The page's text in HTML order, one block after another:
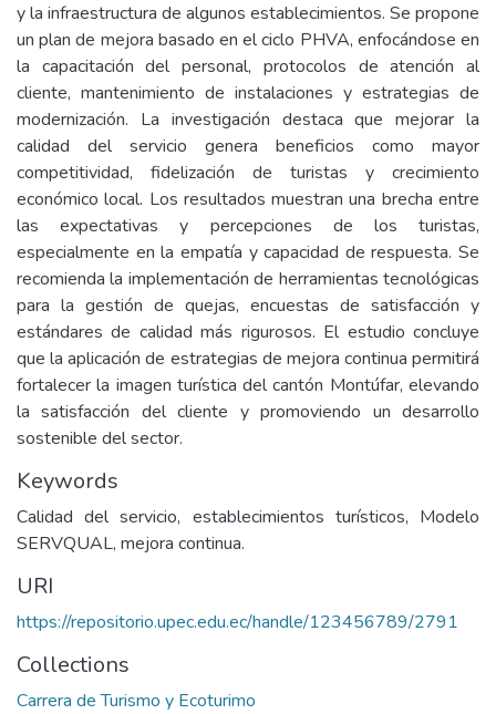
y la infraestructura de algunos establecimientos. Se propone
un plan de mejora basado en el ciclo PHVA, enfocándose en
la capacitación del personal, protocolos de atención al
cliente, mantenimiento de instalaciones y estrategias de
modernización. La investigación destaca que mejorar la
calidad del servicio genera beneficios como mayor
competitividad, fidelización de turistas y crecimiento
económico local. Los resultados muestran una brecha entre
las expectativas y percepciones de los turistas,
especialmente en la empatía y capacidad de respuesta. Se
recomienda la implementación de herramientas tecnológicas
para la gestión de quejas, encuestas de satisfacción y
estándares de calidad más rigurosos. El estudio concluye
que la aplicación de estrategias de mejora continua permitirá
fortalecer la imagen turística del cantón Montúfar, elevando
la satisfacción del cliente y promoviendo un desarrollo
sostenible del sector.
Keywords
Calidad del servicio, establecimientos turísticos, Modelo
SERVQUAL, mejora continua.
URI
https://repositorio.upec.edu.ec/handle/123456789/2791
Collections
Carrera de Turismo y Ecoturimo